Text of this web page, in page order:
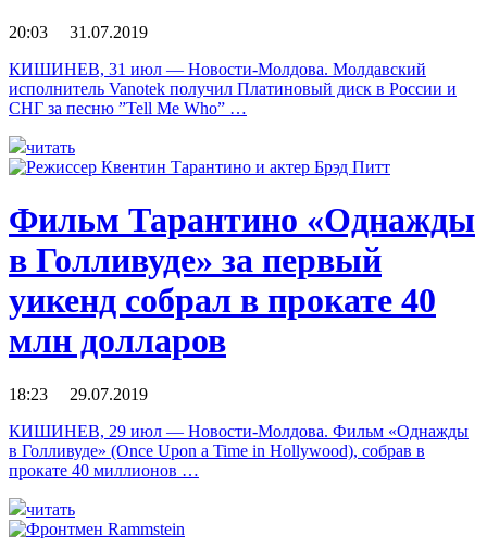
20:03 31.07.2019
КИШИНЕВ, 31 июл — Новости-Молдова. Молдавский
исполнитель Vanotek получил Платиновый диск в России и
СНГ за песню ”Tell Me Who” …
читать
Фильм Тарантино «Однажды
в Голливуде» за первый
уикенд собрал в прокате 40
млн долларов
18:23 29.07.2019
КИШИНЕВ, 29 июл — Новости-Молдова. Фильм «Однажды
в Голливуде» (Once Upon a Time in Hollywood), собрав в
прокате 40 миллионов …
читать